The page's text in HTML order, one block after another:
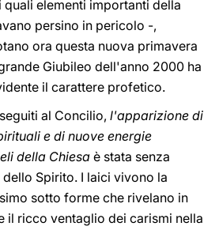
elementi importanti della
persino in pericolo -,
ora questa nuova primavera
Giubileo dell'anno 2000 ha
il carattere profetico.
al Concilio, l'apparizione di
e di nuove energie
della Chiesa è stata senza
Spirito. I laici vivono la
sotto forme che rivelano in
il ricco ventaglio dei carismi nella